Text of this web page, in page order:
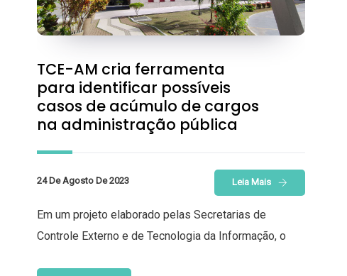
TCE-AM cria ferramenta
para identificar possíveis
casos de acúmulo de cargos
na administração pública
24 De Agosto De 2023 Leia Mais
Em um projeto elaborado pelas Secretarias de
Controle Externo e de Tecnologia da Informação, o